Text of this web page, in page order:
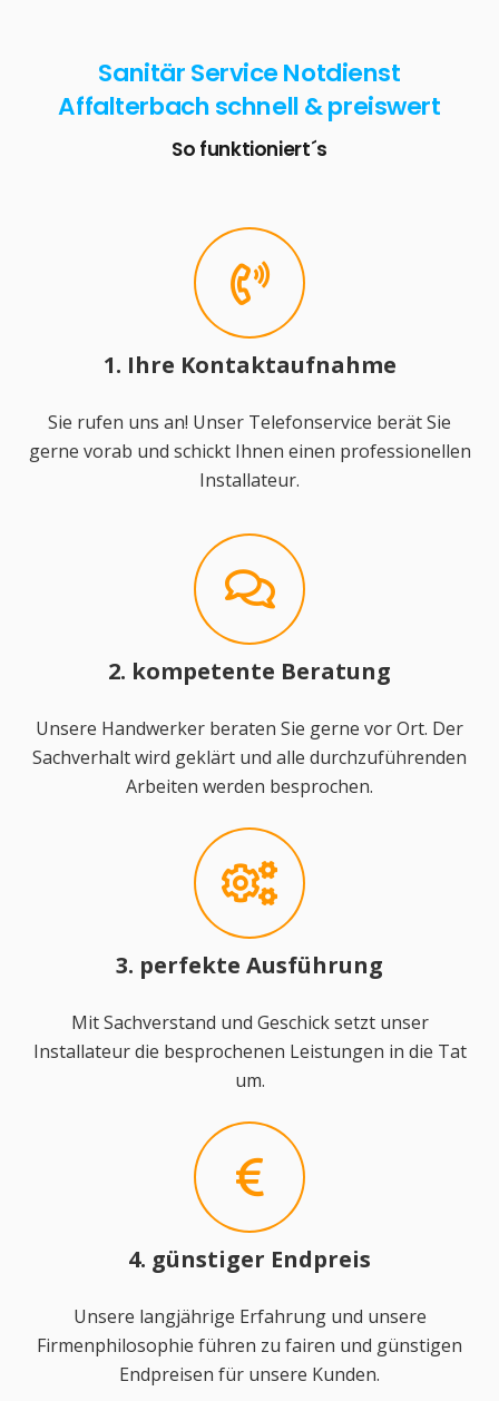
Sanitär Service Notdienst
Affalterbach schnell & preiswert
So funktioniert´s
1. Ihre Kontaktaufnahme
Sie rufen uns an! Unser Telefonservice berät Sie
gerne vorab und schickt Ihnen einen professionellen
Installateur.
2. kompetente Beratung
Unsere Handwerker beraten Sie gerne vor Ort. Der
Sachverhalt wird geklärt und alle durchzuführenden
Arbeiten werden besprochen.
3. perfekte Ausführung
Mit Sachverstand und Geschick setzt unser
Installateur die besprochenen Leistungen in die Tat
um.
4. günstiger Endpreis
Unsere langjährige Erfahrung und unsere
Firmenphilosophie führen zu fairen und günstigen
Endpreisen für unsere Kunden.